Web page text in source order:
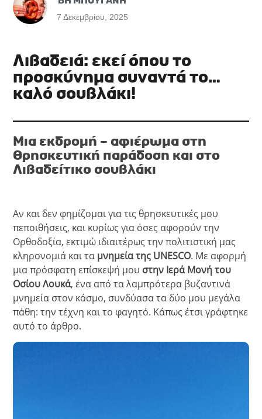
7 Δεκεμβρίου, 2025
Λιβαδειά: εκεί όπου το
προσκύνημα συναντά το…
καλό σουβλάκι!
Μια εκδρομή – αφιέρωμα στη
θρησκευτική παράδοση και στο
Λιβαδείτικο σουβλάκι
Αν και δεν φημίζομαι για τις θρησκευτικές μου
πεποιθήσεις, και κυρίως για όσες αφορούν την
Ορθοδοξία, εκτιμώ ιδιαιτέρως την πολιτιστική μας
κληρονομιά και τα μνημεία της UNESCO. Με αφορμή
μια πρόσφατη επίσκεψή μου στην Ιερά Μονή του
Οσίου Λουκά, ένα από τα λαμπρότερα βυζαντινά
μνημεία στον κόσμο, συνδύασα τα δύο μου μεγάλα
πάθη: την τέχνη και το φαγητό. Κάπως έτσι γράφτηκε
αυτό το άρθρο.